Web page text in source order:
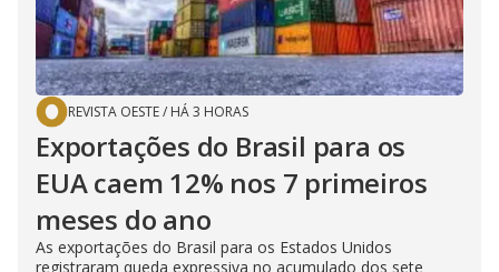
REVISTA OESTE/ HÁ 3 HORAS
Exportações do Brasil para os
EUA caem 12% nos 7 primeiros
meses do ano
As exportações do Brasil para os Estados Unidos
registraram queda expressiva no acumulado dos sete